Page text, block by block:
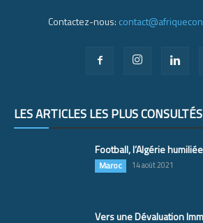
Contactez-nous:
LES ARTICLES LES PLUS CONSULTÉS
Football, l’Algérie
Maroc 14 août 2021
Vers une Dévaluation